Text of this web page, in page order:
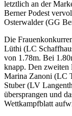
letztlich an der
Berner Podest
Osterwalder (GG
Die
Lüthi (LC
von 1.78m. Bei
knapp. Den zweiten
Marina Zanoni (LC
Stuber (LV
übersprangen und
Wettkampfblatt